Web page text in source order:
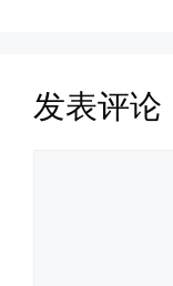
发表评论